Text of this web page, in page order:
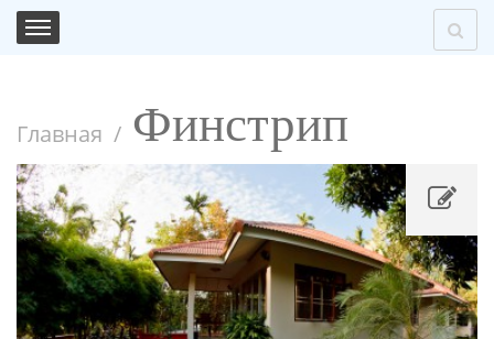
Главная Финстрип